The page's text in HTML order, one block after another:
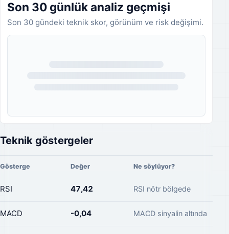
Son 30 günlük analiz geçmişi
Son 30 gündeki teknik skor, görünüm ve risk değişimi.
Teknik göstergeler
Gösterge Değer Ne söylüyor?
RSI 47,42 RSI nötr bölgede
MACD -0,04 MACD sinyalin altında